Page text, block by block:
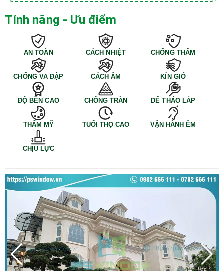
Tính năng - Ưu điểm
AN TOÀN CÁCH NHIỆT CHỐNG THẤM
CHỐNG VA ĐẬP CÁCH ÂM KÍN GIÓ
ĐỘ BỀN CAO CHỐNG TRÀN DỂ THÁO LẮP
THẨM MỸ TUỔI THỌ CAO VẬN HÀNH ÊM
CHỊU LỰC